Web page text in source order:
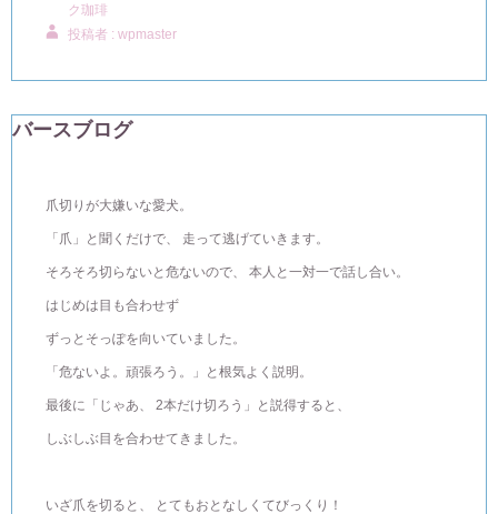
ク珈琲
投稿者 : wpmaster
バースブログ
爪切りが大嫌いな愛犬。
「爪」と聞くだけで、 走って逃げていきます。
そろそろ切らないと危ないので、 本人と一対一で話し合い。
はじめは目も合わせず
ずっとそっぽを向いていました。
「危ないよ。頑張ろう。」と根気よく説明。
最後に「じゃあ、 2本だけ切ろう」と説得すると、
しぶしぶ目を合わせてきました。
いざ爪を切ると、 とてもおとなしくてびっくり！